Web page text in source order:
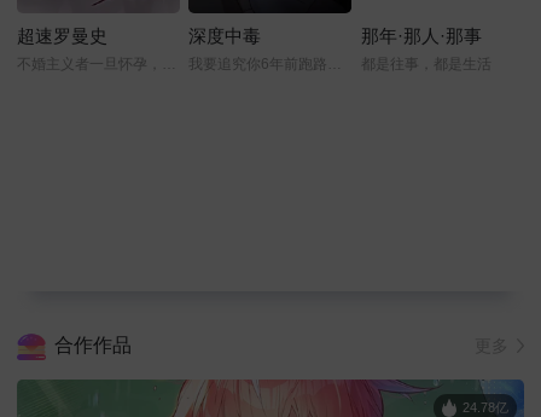
超速罗曼史
不婚主义者一旦怀孕，那该怎么办？
深度中毒
我要追究你6年前跑路的责任
那年·那人·那事
都是往事，都是生活
合作作品
24.78亿